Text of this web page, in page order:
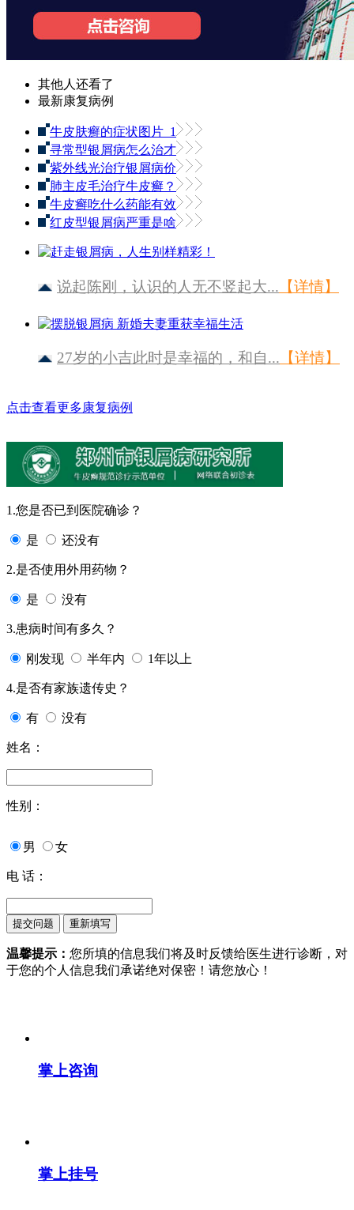
其他人还看了
最新康复病例
牛皮肤癣的症状图片_1
寻常型银屑病怎么治才
紫外线光治疗银屑病价
肺主皮毛治疗牛皮癣？
牛皮癣吃什么药能有效
红皮型银屑病严重是啥
说起陈刚，认识的人无不竖起大... 【详情】
27岁的小吉此时是幸福的，和自... 【详情】
点击查看更多康复病例
1.您是否已到医院确诊？
是 还没有
2.是否使用外用药物？
是 没有
3.患病时间有多久？
刚发现 半年内 1年以上
4.是否有家族遗传史？
有 没有
姓名：
性别：
男 女
电 话：
温馨提示： 您所填的信息我们将及时反馈给医生进行诊断，对
于您的个人信息我们承诺绝对保密！请您放心！
掌上咨询
掌上挂号